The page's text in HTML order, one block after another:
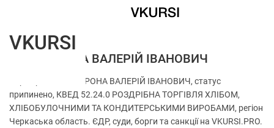
ФОП ВОРОНА ВАЛЕРІЙ ІВАНОВИЧ
Перевірка ФОП ВОРОНА ВАЛЕРІЙ ІВАНОВИЧ, статус
припинено, КВЕД 52.24.0 РОЗДРІБНА ТОРГІВЛЯ ХЛІБОМ,
ХЛІБОБУЛОЧНИМИ ТА КОНДИТЕРСЬКИМИ ВИРОБАМИ, регіон
Черкаська область. ЄДР, суди, борги та санкції на VKURSI.PRO.
VKURSI